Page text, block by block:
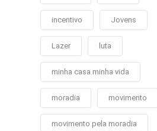
incentivo Jovens
Lazer luta
minha casa minha vida
moradia movimento
movimento pela moradia